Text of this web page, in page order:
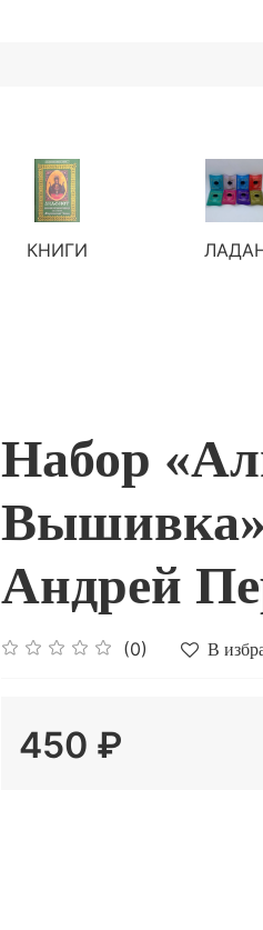
КНИГИ
Набор
Вышивка»
Андрей
(0) В
450 ₽